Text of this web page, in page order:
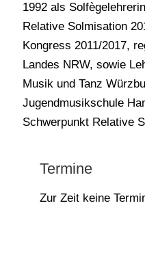
1992 als
Relative Solmisation
Kongress 2011/2017,
Landes NRW, sowie
Musik und Tanz
Jugendmusikschule
Schwerpunkt Relative
Termine
Zur Zeit keine